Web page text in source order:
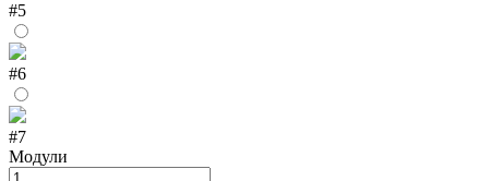
#5
#6
#7
Модули